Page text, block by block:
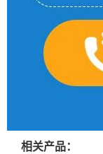
相关产品：